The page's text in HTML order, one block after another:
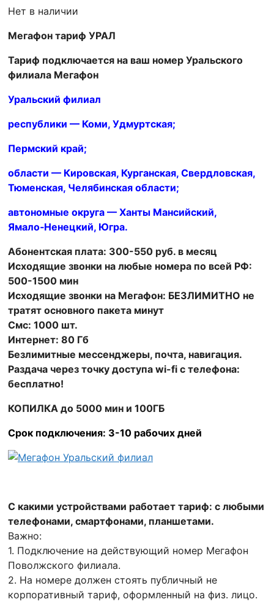
Нет в наличии
Мегафон тариф УРАЛ
Тариф подключается на ваш номер Уральского
филиала Мегафон
Уральский филиал
республики — Коми, Удмуртская;
Пермский край;
области — Кировская, Курганская, Свердловская,
Тюменская, Челябинская области;
автономные округа — Ханты Мансийский,
Ямало‑Ненецкий, Югра.
Абонентская плата: 300-550 руб. в месяц
Исходящие звонки на любые номера по всей РФ:
500-1500 мин
Исходящие звонки на Мегафон: БЕЗЛИМИТНО не
тратят основного пакета минут
Смс: 1000 шт.
Интернет: 80 Гб
Безлимитные мессенджеры, почта, навигация.
Раздача через точку доступа wi-fi с телефона:
бесплатно!
КОПИЛКА до 5000 мин и 100ГБ
Срок подключения: 3-10 рабочих дней
С какими устройствами работает тариф: с любыми
телефонами, смартфонами, планшетами.
Важно:
1. Подключение на действующий номер Мегафон
Поволжского филиала.
2. На номере должен стоять публичный не
корпоративный тариф, оформленный на физ. лицо.